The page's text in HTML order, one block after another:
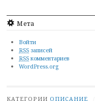
Мета
Войти
RSS записей
RSS комментариев
WordPress.org
КАТЕГОРИИ ОПИСАНИЕ